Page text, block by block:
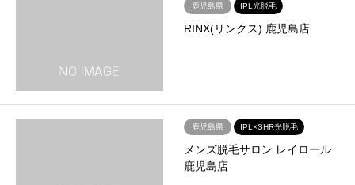
鹿児島県 IPL光脱毛
RINX(リンクス) 鹿児島店
鹿児島県 IPL×SHR光脱毛
メンズ脱毛サロン レイロール
鹿児島店